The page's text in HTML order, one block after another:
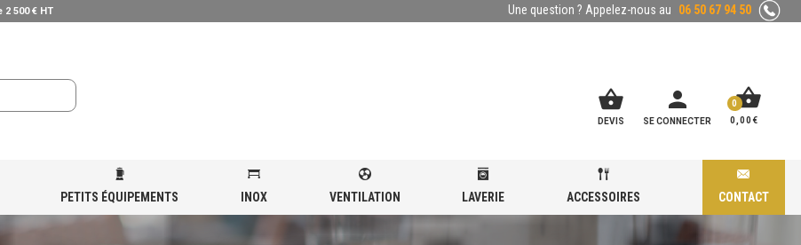
Une question ? Appelez-nous au 06 50 67 94 50
500 € HT
shopping_basket
DEVIS
person
SE CONNECTER
shopping_basket
0,00€
0
PETITS ÉQUIPEMENTS INOX VENTILATION LAVERIE ACCESSOIRES CONTACT
PLAQUE 900 GAZ